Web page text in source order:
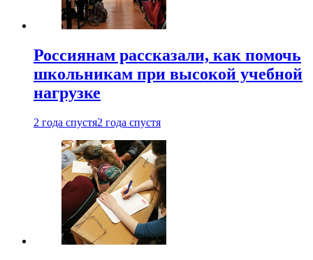
Россиянам рассказали, как помочь
школьникам при высокой учебной
нагрузке
2 года спустя2 года спустя